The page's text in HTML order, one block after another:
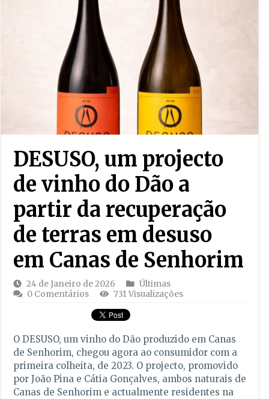
DESUSO, um projecto
de vinho do Dão a
partir da recuperação
de terras em desuso
em Canas de Senhorim
24 de Janeiro de 2026
Últimas
0 Comentários
731 Visualizações
O DESUSO, um vinho do Dão produzido em Canas
de Senhorim, chegou agora ao consumidor com a
primeira colheita, de 2023. O projecto, promovido
por João Pina e Cátia Gonçalves, ambos naturais de
Canas de Senhorim e actualmente residentes na